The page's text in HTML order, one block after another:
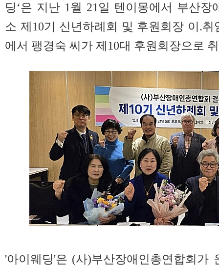
딩‘은 지난 1월 21일 텐이몽에서 부산
소 제10기 신년하례회 및 후원회장 이.
에서 팽경숙 씨가 제10대 후원회장으로
'아이웨딩'은 (사)부산장애인총연합회가